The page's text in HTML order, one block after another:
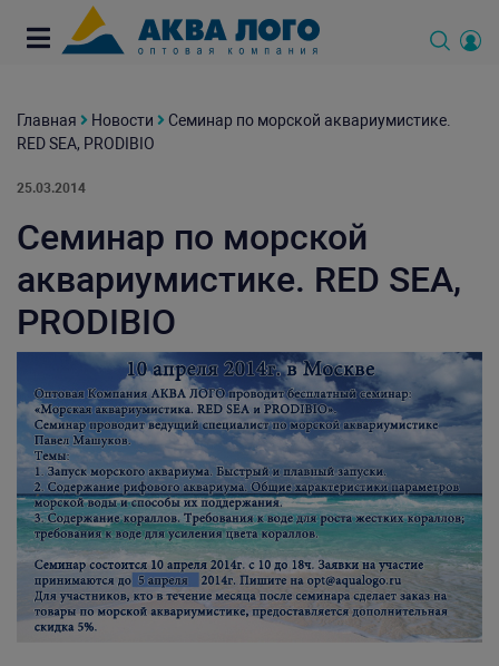
Главная Новости
Семинар по морской аквариумистике.
RED SEA, PRODIBIO
25.03.2014
Семинар по морской
аквариумистике. RED SEA,
PRODIBIO